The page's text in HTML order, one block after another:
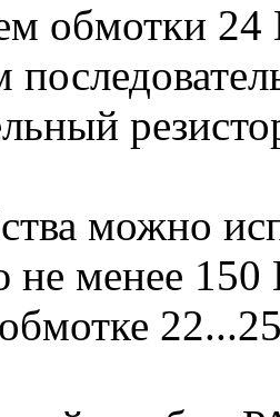
обмотки
можно
менее 150